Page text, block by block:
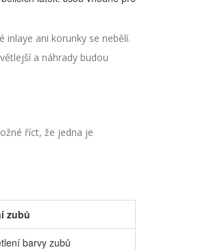
ani korunky se nebělí.
a náhrady budou
říct, že jedna je
zubů
barvy zubů